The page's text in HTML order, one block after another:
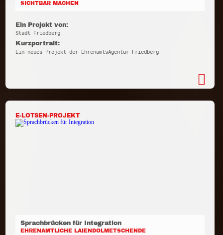
SICHTBAR MACHEN
Ein Projekt von:
Stadt Friedberg
Kurzportrait:
Ein neues Projekt der EhrenamtsAgentur Friedberg
E-LOTSEN-PROJEKT
Sprachbrücken für Integration
EHRENAMTLICHE LAIENDOLMETSCHENDE